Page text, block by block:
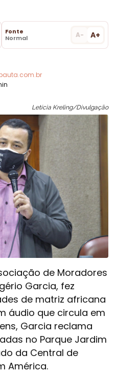
Fonte
Normal
A- A+
Letícia Kreling/Divulgação
de Moradores
Garcia, fez
de matriz africana
áudio que circula em
Garcia reclama
no Parque Jardim
da Central de
América.